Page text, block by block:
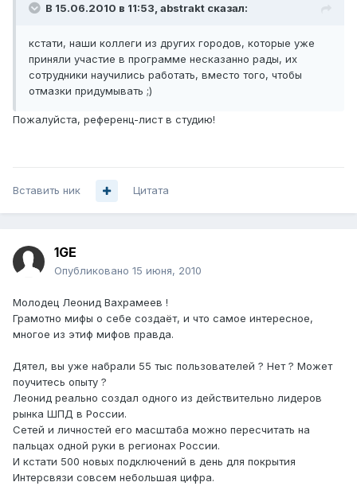
В 15.06.2010 в 11:53, abstrakt сказал:
кстати, наши коллеги из других городов, которые уже
приняли участие в программе несказанно рады, их
сотрудники научились работать, вместо того, чтобы
отмазки придумывать ;)
Пожалуйста, референц-лист в студию!
Вставить ник Цитата
1GE
Опубликовано 15 июня, 2010
Молодец Леонид Вахрамеев !
Грамотно мифы о себе создаёт, и что самое интересное,
многое из этиф мифов правда.
Дятел, вы уже набрали 55 тыс пользователей ? Нет ? Может
поучитесь опыту ?
Леонид реально создал одного из действительно лидеров
рынка ШПД в России.
Сетей и личностей его масштаба можно пересчитать на
пальцах одной руки в регионах России.
И кстати 500 новых подключений в день для покрытия
Интерсвязи совсем небольшая цифра.